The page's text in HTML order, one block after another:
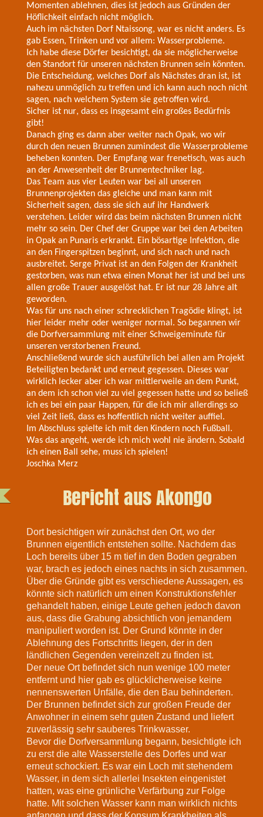
Momenten ablehnen, dies ist jedoch aus Gründen der
Höflichkeit einfach nicht möglich.
Auch im nächsten Dorf Ntaissong, war es nicht anders. Es
gab Essen, Trinken und vor allem: Wasserprobleme.
Ich habe diese Dörfer besichtigt, da sie möglicherweise
den Standort für unseren nächsten Brunnen sein könnten.
Die Entscheidung, welches Dorf als Nächstes dran ist, ist
nahezu unmöglich zu treffen und ich kann auch noch nicht
sagen, nach welchem System sie getroffen wird.
Sicher ist nur, dass es insgesamt ein großes Bedürfnis
gibt!
Danach ging es dann aber weiter nach Opak, wo wir
durch den neuen Brunnen zumindest die Wasserprobleme
beheben konnten. Der Empfang war frenetisch, was auch
an der Anwesenheit der Brunnentechniker lag.
Das Team aus vier Leuten war bei all unseren
Brunnenprojekten das gleiche und man kann mit
Sicherheit sagen, dass sie sich auf ihr Handwerk
verstehen. Leider wird das beim nächsten Brunnen nicht
mehr so sein. Der Chef der Gruppe war bei den Arbeiten
in Opak an Punaris erkrankt. Ein bösartige Infektion, die
an den Fingerspitzen beginnt, und sich nach und nach
ausbreitet. Serge Privat ist an den Folgen der Krankheit
gestorben, was nun etwa einen Monat her ist und bei uns
allen große Trauer ausgelöst hat. Er ist nur 28 Jahre alt
geworden.
Was für uns nach einer schrecklichen Tragödie klingt, ist
hier leider mehr oder weniger normal. So begannen wir
die Dorfversammlung mit einer Schweigeminute für
unseren verstorbenen Freund.
Anschließend wurde sich ausführlich bei allen am Projekt
Beteiligten bedankt und erneut gegessen. Dieses war
wirklich lecker aber ich war mittlerweile an dem Punkt,
an dem ich schon viel zu viel gegessen hatte und so beließ
ich es bei ein paar Happen, für die ich mir allerdings so
viel Zeit ließ, dass es hoffentlich nicht weiter auffiel.
Im Abschluss spielte ich mit den Kindern noch Fußball.
Was das angeht, werde ich mich wohl nie ändern. Sobald
ich einen Ball sehe, muss ich spielen!
Joschka Merz
Bericht aus Akongo
Dort besichtigen wir zunächst den Ort, wo der
Brunnen eigentlich entstehen sollte. Nachdem das
Loch bereits über 15 m tief in den Boden gegraben
war, brach es jedoch eines nachts in sich zusammen.
Über die Gründe gibt es verschiedene Aussagen, es
könnte sich natürlich um einen Konstruktionsfehler
gehandelt haben, einige Leute gehen jedoch davon
aus, dass die Grabung absichtlich von jemandem
manipuliert worden ist. Der Grund könnte in der
Ablehnung des Fortschritts liegen, der in den
ländlichen Gegenden vereinzelt zu finden ist.
Der neue Ort befindet sich nun wenige 100 meter
entfernt und hier gab es glücklicherweise keine
nennenswerten Unfälle, die den Bau behinderten.
Der Brunnen befindet sich zur großen Freude der
Anwohner in einem sehr guten Zustand und liefert
zuverlässig sehr sauberes Trinkwasser.
Bevor die Dorfversammlung begann, besichtigte ich
zu erst die alte Wasserstelle des Dorfes und war
erneut schockiert. Es war ein Loch mit stehendem
Wasser, in dem sich allerlei Insekten eingenistet
hatten, was eine grünliche Verfärbung zur Folge
hatte. Mit solchen Wasser kann man wirklich nichts